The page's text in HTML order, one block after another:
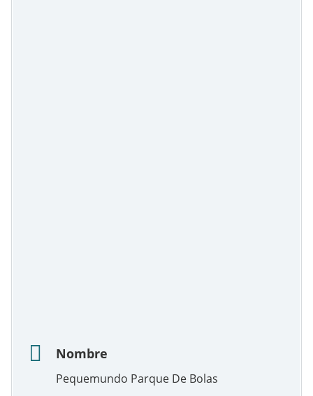
Nombre
Pequemundo Parque De Bolas